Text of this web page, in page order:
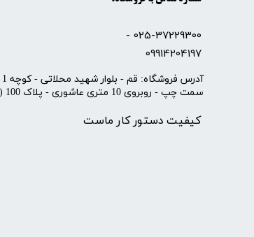
025-37229300 -
09914204197
کیفیت دستور کار ماست
سمت چپ - روبروی 10 متری عاشوری - پلاک 100 (پوشاک گلپوش)